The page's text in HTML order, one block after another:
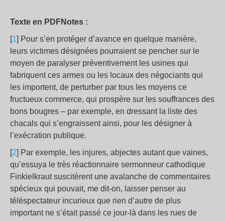
Texte en PDFNotes :
[1] Pour s’en protéger d’avance en quelque manière,
leurs victimes désignées pourraient se pencher sur le
moyen de paralyser préventivement les usines qui
fabriquent ces armes ou les locaux des négociants qui
les importent, de perturber par tous les moyens ce
fructueux commerce, qui prospère sur les souffrances des
bons bougres – par exemple, en dressant la liste des
chacals qui s’engraissent ainsi, pour les désigner à
l’exécration publique.
[2] Par exemple, les injures, abjectes autant que vaines,
qu’essuya le très réactionnaire sermonneur cathodique
Finkielkraut suscitèrent une avalanche de commentaires
spécieux qui pouvait, me dit-on, laisser penser au
téléspectateur incurieux que rien d’autre de plus
important ne s’était passé ce jour-là dans les rues de